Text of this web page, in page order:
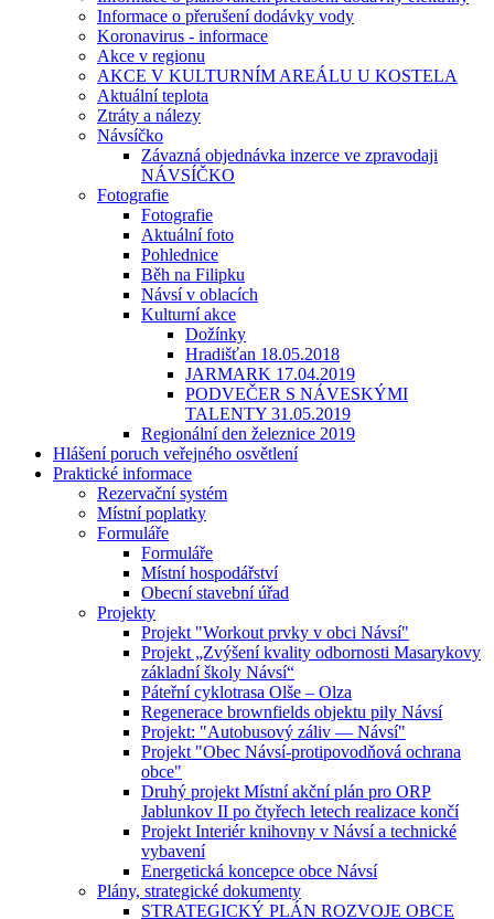
Informace o přerušení dodávky vody
Koronavirus - informace
Akce v regionu
AKCE V KULTURNÍM AREÁLU U KOSTELA
Aktuální teplota
Ztráty a nálezy
Návsíčko
Závazná objednávka inzerce ve zpravodaji
NÁVSÍČKO
Fotografie
Fotografie
Aktuální foto
Pohlednice
Běh na Filipku
Návsí v oblacích
Kulturní akce
Dožínky
Hradišťan 18.05.2018
JARMARK 17.04.2019
PODVEČER S NÁVESKÝMI
TALENTY 31.05.2019
Regionální den železnice 2019
Hlášení poruch veřejného osvětlení
Praktické informace
Rezervační systém
Místní poplatky
Formuláře
Formuláře
Místní hospodářství
Obecní stavební úřad
Projekty
Projekt "Workout prvky v obci Návsí"
Projekt „Zvýšení kvality odbornosti Masarykovy
základní školy Návsí“
Páteřní cyklotrasa Olše – Olza
Regenerace brownfields objektu pily Návsí
Projekt: "Autobusový záliv — Návsí"
Projekt "Obec Návsí-protipovodňová ochrana
obce"
Druhý projekt Místní akční plán pro ORP
Jablunkov II po čtyřech letech realizace končí
Projekt Interiér knihovny v Návsí a technické
vybavení
Energetická koncepce obce Návsí
Plány, strategické dokumenty
STRATEGICKÝ PLÁN ROZVOJE OBCE